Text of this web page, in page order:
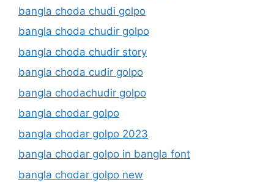
bangla choda chudi golpo
bangla choda chudir golpo
bangla choda chudir story
bangla choda cudir golpo
bangla chodachudir golpo
bangla chodar golpo
bangla chodar golpo 2023
bangla chodar golpo in bangla font
bangla chodar golpo new